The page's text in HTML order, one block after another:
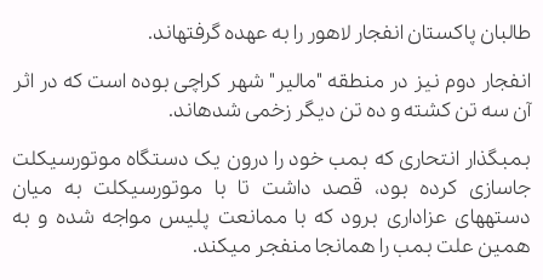
طالبان پاکستان انفجار لاهور را به عهده گرفته‏اند.
انفجار دوم نیز در منطقه "مالیر" شهر کراچی بوده است که در اثر
آن سه تن کشته و ده تن دیگر زخمی شده‏اند.
بمب‏گذار انتحاری که بمب خود را درون یک دستگاه موتورسیکلت
جاسازی کرده بود، قصد داشت تا با موتورسیکلت به میان
دسته‏های عزاداری برود که با ممانعت پلیس مواجه شده و به
همین علت بمب را همان‏جا منفجر می‏کند.